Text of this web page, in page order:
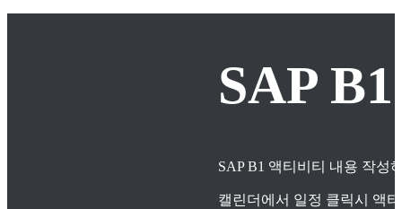
SAP
SAP B1 액티비티 내용 작성
캘린더에서 일정 클릭시 액